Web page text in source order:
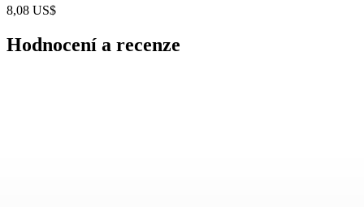
8,08 US$
Hodnocení a recenze